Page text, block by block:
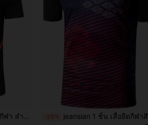
เสื้อเชิ้ตผู้ชายสำหรับผู้ตัดสิน กีฬา สำหรับฟุตบอล แบดมินตัน เทนนิสโต๊ะ เป็นต้น การฝึกกีฬา วิ่ง เสื้อผ้ากีฬาระบายอากาศได้ดีแขนสั้นมีกระเป๋า -20% jeansian 1 ชิ้น เสื้อยืดกีฬาสีดำฟิตติ้งแบบแฟนหนุ่ม เหมาะสำหรับเทนนิส กอล์ฟ โบว์ลิ่ง แบดมินตัน วิ่ง แห้งเร็ว LSL298